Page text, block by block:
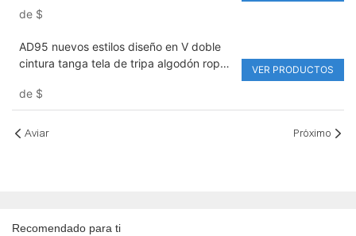
de $
AD95 nuevos estilos diseño en V doble
cintura tanga tela de tripa algodón ropa
correr
de $
VER PRODUCTOS
Aviar Próximo
Recomendado para ti